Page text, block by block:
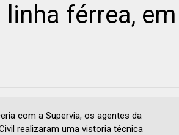
férrea, em
com a Supervia, os agentes da
realizaram uma vistoria técnica